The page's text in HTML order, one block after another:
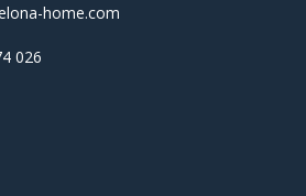
home.com
026